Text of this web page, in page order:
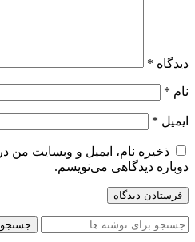
دیدگاه *
نام *
ایمیل *
ذخیره نام، ایمیل و وبسایت من
دوباره دیدگاهی می‌نویسم.
جستجو